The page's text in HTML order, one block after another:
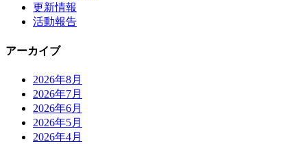
更新情報
活動報告
アーカイブ
2026年8月
2026年7月
2026年6月
2026年5月
2026年4月